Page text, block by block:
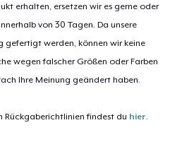
erhalten, ersetzen wir es gerne oder
von 30 Tagen. Da unsere
gefertigt werden, können wir keine
wegen falscher Größen oder Farben
Ihre Meinung geändert haben.
Rückgaberichtlinien findest du hier.